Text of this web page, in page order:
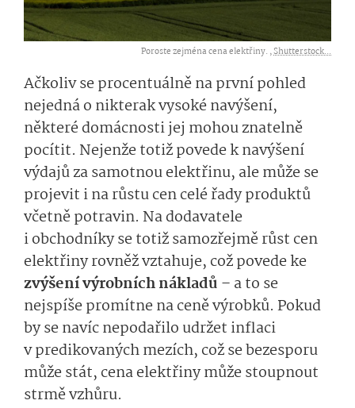
Poroste zejména cena elektřiny. ,Shutterstock...
Ačkoliv se procentuálně na první pohled
nejedná o nikterak vysoké navýšení,
některé domácnosti jej mohou znatelně
pocítit. Nejenže totiž povede k navýšení
výdajů za samotnou elektřinu, ale může se
projevit i na růstu cen celé řady produktů
včetně potravin. Na dodavatele
i obchodníky se totiž samozřejmě růst cen
elektřiny rovněž vztahuje, což povede ke
zvýšení výrobních nákladů – a to se
nejspíše promítne na ceně výrobků. Pokud
by se navíc nepodařilo udržet inflaci
v predikovaných mezích, což se bezesporu
může stát, cena elektřiny může stoupnout
strmě vzhůru.